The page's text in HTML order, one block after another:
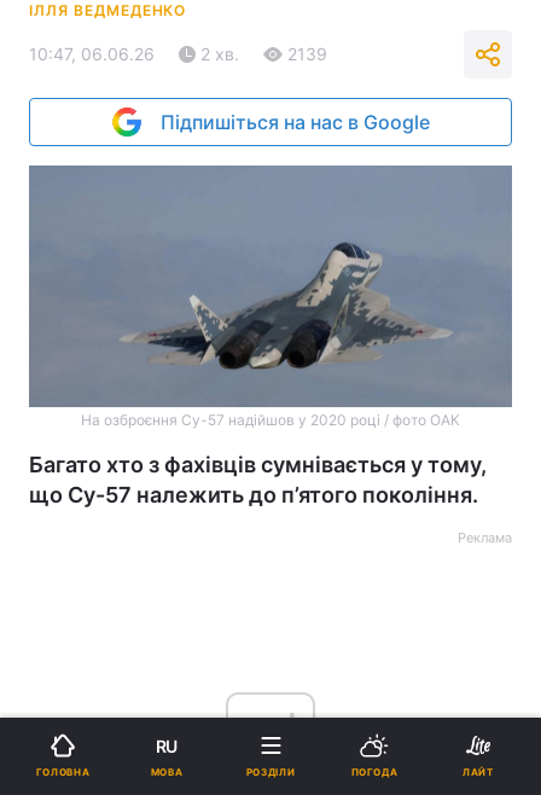
ІЛЛЯ ВЕДМЕДЕНКО
10:47, 06.06.26 2 хв. 2139
Підпишіться на нас в Google
На озброєння Су-57 надійшов у 2020 році / фото ОАК
Багато хто з фахівців сумнівається у тому,
що Су-57 належить до п’ятого покоління.
Реклама
ad
ГОЛОВНА
RU
МОВА РОЗДІЛИ ПОГОДА ЛАЙТ